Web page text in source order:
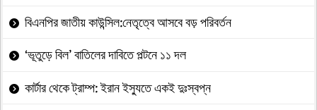
বিএনপির জাতীয় কাউন্সিল:নেতৃত্বে আসবে বড় পরিবর্তন
‘ভূতুড়ে বিল’ বাতিলের দাবিতে পল্টনে ১১ দল
কার্টার থেকে ট্রাম্প: ইরান ইস্যুতে একই দুঃস্বপ্ন